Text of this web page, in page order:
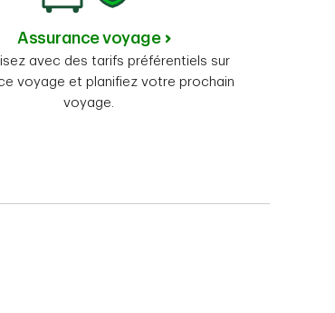
Assurance voyage
avec des tarifs préférentiels sur
voyage et planifiez votre prochain
voyage.